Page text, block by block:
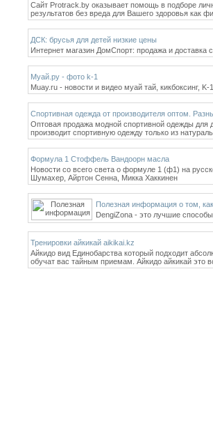
Сайт Protrack.by оказывает помощь в подборе
результатов без вреда для Вашего здоровья как
ДСК: брусья для детей низкие цены
Интернет магазин ДомСпорт: продажа и доставка
Муай.ру - фото k-1
Muay.ru - новости и видео муай тай, кикбоксинг,
Спортивная одежда от производителя оптом.
Оптовая продажа модной спортивной одежды для
производит спортивную одежду только из
Формула 1 Стоффель Вандоорн масла
Новости со всего света о формуле 1 (ф1) на
Шумахер, Айртон Сенна, Микка Хаккинен
Полезная информация о том,
DengiZona - это лучшие
Тренировки айкикай aikikai.kz
Айкидо вид Единобарства который подходит
обучат вас тайным приемам. Айкидо айкикай это